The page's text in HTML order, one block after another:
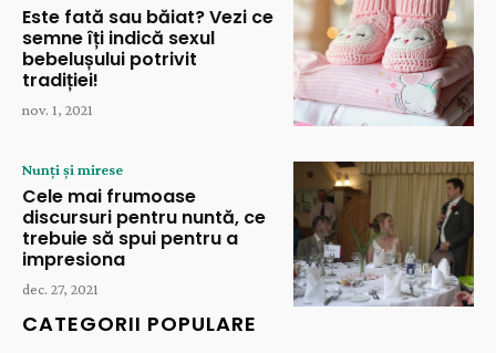
Este fată sau băiat? Vezi ce
semne îți indică sexul
bebelușului potrivit
tradiției!
nov. 1, 2021
Nunți și mirese
Cele mai frumoase
discursuri pentru nuntă, ce
trebuie să spui pentru a
impresiona
dec. 27, 2021
CATEGORII POPULARE